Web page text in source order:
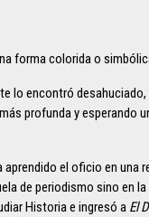
forma colorida o
lo encontró
profunda y esperando
el oficio en una
de periodismo sino en
Historia e ingresó a El